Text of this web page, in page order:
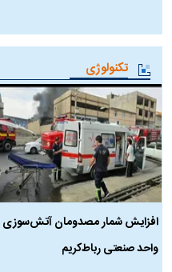
تکنولوژی
افزایش شمار مصدومان آتش‌سوزی
واحد صنعتی رباط‌کریم